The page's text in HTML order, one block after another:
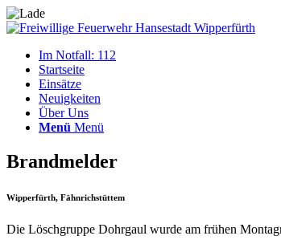
Im Notfall: 112
Startseite
Einsätze
Neuigkeiten
Über Uns
Menü Menü
Brandmelder
Wipperfürth, Fähnrichstüttem
Die Löschgruppe Dohrgaul wurde am frühen